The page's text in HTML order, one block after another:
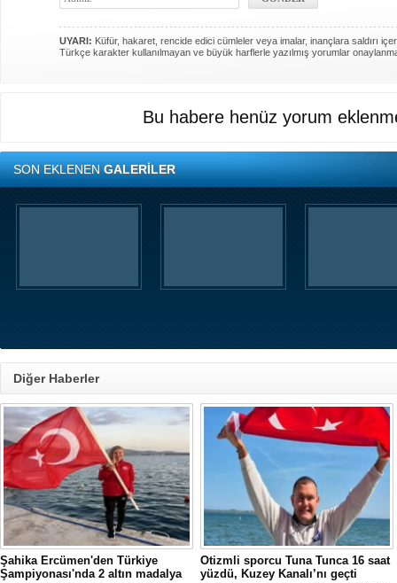
UYARI: Küfür, hakaret, rencide edici cümleler veya imalar, inançlara saldırı
Türkçe karakter kullanılmayan ve büyük harflerle yazılmış yorumlar
Bu habere henüz yorum
SON EKLENENGALERİLER
Diğer Haberler
Şahika Ercümen'den Türkiye
Şampiyonası'nda 2 altın madalya
Otizmli sporcu Tuna Tunca 16 saat
yüzdü, Kuzey Kanalı’nı geçti